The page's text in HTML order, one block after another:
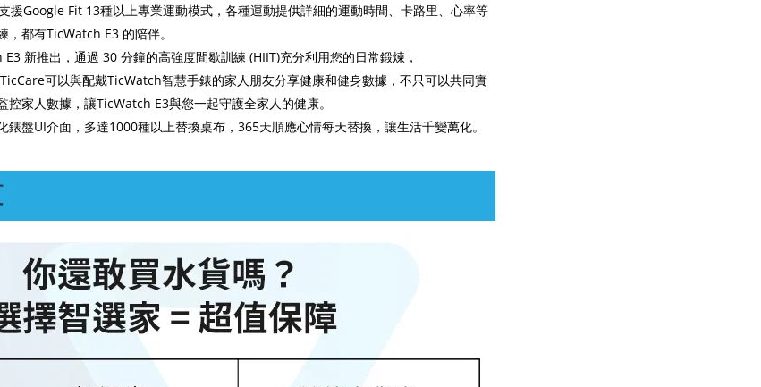
援Google Fit 13種以上專業運動模式，各種運動提供詳細的運動時間、卡路里、心率等
都有TicWatch E3 的陪伴。
新推出，通過 30 分鐘的高強度間歇訓練 (HIIT)充分利用您的日常鍛煉，
可以與配戴TicWatch智慧手錶的家人朋友分享健康和健身數據，不只可以共同實
控家人數據，讓TicWatch E3與您一起守護全家人的健康。
錶盤UI介面，多達1000種以上替換桌布，365天順應心情每天替換，讓生活千變萬化。